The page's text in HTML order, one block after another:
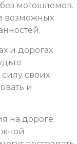
мотошлемов.
возможных
и дорогах
своих
и
на дороге.